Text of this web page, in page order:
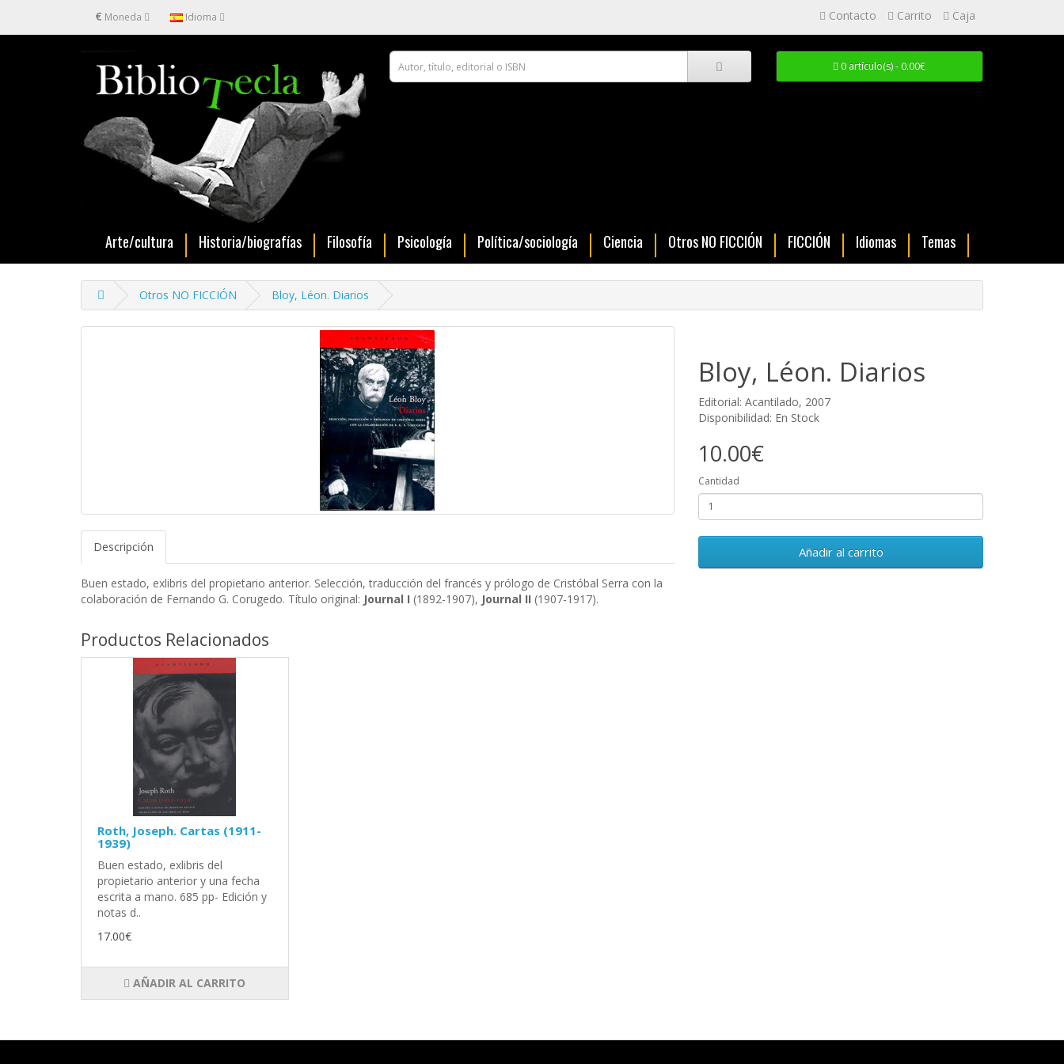
€ Moneda Idioma Contacto Carrito Caja
0 artículo(s) - 0.00€
Arte/cultura Historia/biografías Filosofía Psicología Política/sociología Ciencia Otros NO FICCIÓN FICCIÓN Idiomas Temas
Otros NO FICCIÓN Bloy, Léon. Diarios
Descripción
Buen estado, exlibris del propietario anterior. Selección, traducción del francés y prólogo de Cristóbal Serra con la
colaboración de Fernando G. Corugedo. Título original: Journal I (1892-1907), Journal II (1907-1917).
Bloy, Léon. Diarios
Editorial: Acantilado, 2007
Disponibilidad: En Stock
10.00€
Cantidad
Añadir al carrito
Productos Relacionados
Roth, Joseph. Cartas (1911-
1939)
Buen estado, exlibris del
propietario anterior y una fecha
escrita a mano. 685 pp- Edición y
notas d..
17.00€
AÑADIR AL CARRITO